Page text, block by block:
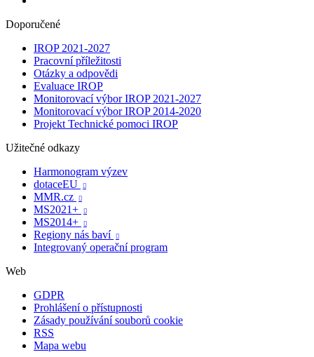
Doporučené
IROP 2021-2027
Pracovní příležitosti
Otázky a odpovědi
Evaluace IROP
Monitorovací výbor IROP 2021-2027
Monitorovací výbor IROP 2014-2020
Projekt Technické pomoci IROP
Užitečné odkazy
Harmonogram výzev
dotaceEU

MMR.cz 
MS2021+ 
MS2014+ 
Regiony nás baví 
Integrovaný operační program
Web
GDPR
Prohlášení o přístupnosti
Zásady používání souborů cookie
RSS
Mapa webu